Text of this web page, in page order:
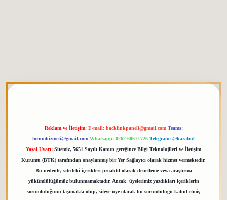
Reklam ve İletişim: E-mail: backlinkpaneli@gmail.com Teams:
forumhizmeti@gmail.com Whatsapp: 0262 606 0 726 Telegram: @karabul
Yasal Uyarı: Sitemiz, 5651 Sayılı Kanun gereğince Bilgi Teknolojileri ve İletişim
Kurumu (BTK) tarafından onaylanmış bir Yer Sağlayıcı olarak hizmet vermektedir.
Bu nedenle, sitedeki içerikleri proaktif olarak denetleme veya araştırma
yükümlülüğümüz bulunmamaktadır. Ancak, üyelerimiz yazdıkları içeriklerin
sorumluluğunu taşımakta olup, siteye üye olarak bu sorumluluğu kabul etmiş